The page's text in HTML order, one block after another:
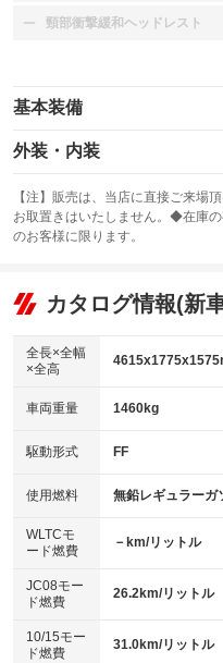
頸部衝撃緩和ヘッドレスト
：装備なし
基本装備
エアバッグ：運転席/助手席/サ
：装備あり
：装備なし
サンルーフ
：装備なし
リフトアップ
：装備なし
：装備なし
パワーウィンドウ
アイドリングストップ
：装備あり
USB入力端子
：装備なし
100V電源
：装備なし
センターデフロック
：装備なし
電動格納ミラー
：装備あり
外装・内装
カーナビ：SDナビ
：装備あり
TV：フルセグ
：装備あり
ビジュアル：-／DVD再生
：装備あり
：装備あり
革シート
キーレス
HID(キセノンライト)
：装備なし
バックカメラ
：装備あり
エアロ
：装備なし
：装備なし
パワーシート
ベンチシート
：装備なし
【注】販売は、当店に直接ご来場
お取置きはいたしません。◆在庫
のお客様に限ります。
カタログ情報(新
全長×全幅
×全高
車両重量 1460kg
駆動形式 FF
使用燃料 無鉛レギュラーガ
WLTCモ
ード燃費
－km/リットル
JC08モー
ド燃費
26.2km/リットル
10/15モー
ド燃費
31.0km/リットル